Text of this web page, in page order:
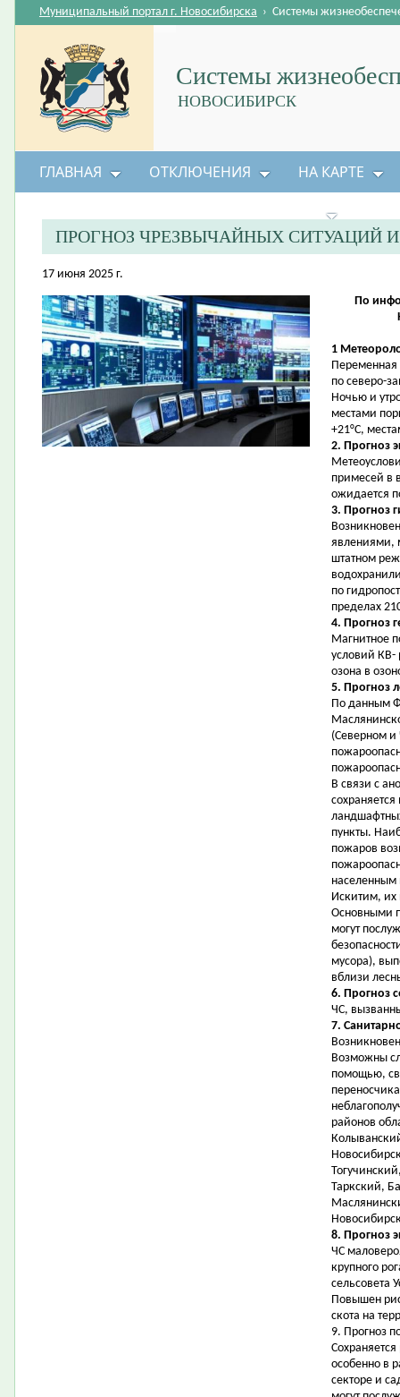
Системы
НОВОСИБИРСК
Муниципальный портал г. Новосибирска › Системы
ГЛАВНАЯ ОТКЛЮЧЕНИЯ НА КАРТЕ
ПРОГНОЗ ЧРЕЗВЫЧАЙНЫХ СИТУАЦИЙ
17 июня 2025 г.
По
1
Переменная
по северо-
Ночью и
местами
+21°С,
2. Прогноз
примесей в
ожидается
3. Прогноз
явлениями,
штатном
по
пределах
4. Прогноз
Магнитное
условий КВ-
озона в
5. Прогноз
По данным
(Северном и
В связи с
пункты.
пожаров
населенным
Искитим, их
Основными
могут
мусора),
вблизи
6. Прогноз
ЧС,
7.
Возможны
помощью,
районов
Таркский,
8. Прогноз
ЧС
крупного
сельсовета
Повышен
скота на
9. Прогноз
особенно в
секторе и